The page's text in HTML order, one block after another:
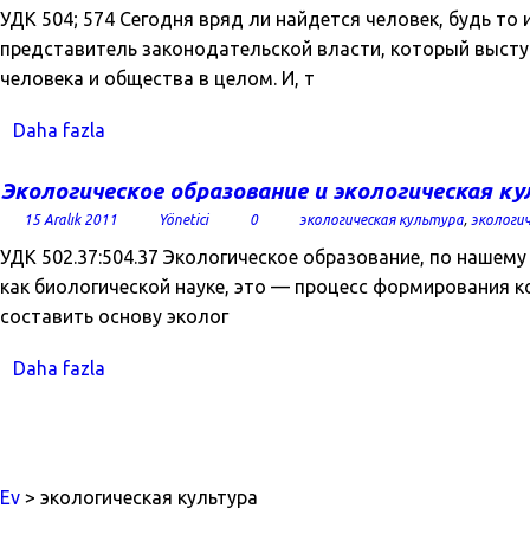
УДК 504; 574 Сегодня вряд ли найдется человек, будь
представитель законодательской власти, который
человека и общества в целом. И, т
Daha fazla
Экологическое образование и экологическая
15 Aralık 2011 Yönetici 0 экологическая культура,
УДК 502.37:504.37 Экологическое образование, по
как биологической науке, это — процесс формирования
составить основу эколог
Daha fazla
Ev > экологическая культура